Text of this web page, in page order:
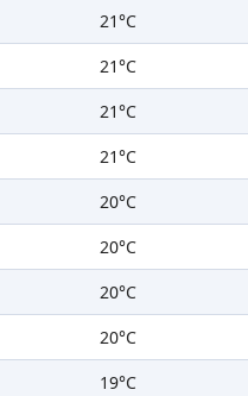
21°C
21°C
21°C
21°C
20°C
20°C
20°C
20°C
19°C